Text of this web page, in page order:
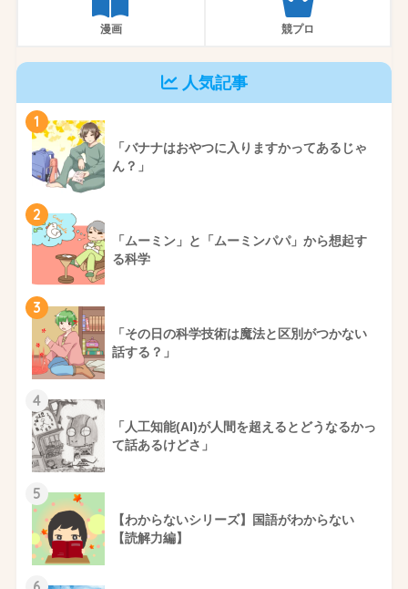
漫画 競プロ
人気記事
1
「バナナはおやつに入りますかってあるじゃ
ん？」
2
「ムーミン」と「ムーミンパパ」から想起す
る科学
3
「その日の科学技術は魔法と区別がつかない
話する？」
4
「人工知能(AI)が人間を超えるとどうなるかっ
て話あるけどさ」
5
【わからないシリーズ】国語がわからない
【読解力編】